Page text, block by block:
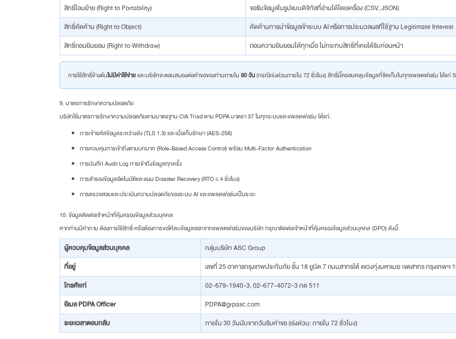
สิทธิ์โอนย้าย (Right to Portability)
ขอรับข้อมูลในรูปแบบดิจิทัลที่อ่านได้โดยเครื่อง (CSV, JSON)
สิทธิ์คัดค้าน (Right to Object)
คัดค้านการนำข้อมูลเข้าระบบ AI หรือการประมวลผลที่ใช้ฐาน Legitimate Interest
สิทธิ์ถอนยินยอม (Right to Withdraw)
ถอนความยินยอมได้ทุกเมื่อ ไม่กระทบสิทธิ์ที่เคยได้รับก่อนหน้า
การใช้สิทธิ์ข้างต้นไม่มีค่าใช้จ่ายและบริษัทจะตอบสนองต่อคำขอของท่านภายใน 30 วัน(กรณีเร่งด่วนภายใน 72 ชั่วโมง) สิทธิ์นี้ครอบคลุมข้อมูลที่จัดเก็บในทุกแพลตฟอร์ม ได้แก่
9. มาตรการรักษาความปลอดภัย
บริษัทใช้มาตรการรักษาความปลอดภัยตามมาตรฐาน CIA Triad ตาม PDPA มาตรา 37 ในทุกระบบและแพลตฟอร์ม ได้แก่:
การเข้ารหัสข้อมูลระหว่างส่ง (TLS 1.3) และเมื่อเก็บรักษา (AES-256)
การควบคุมการเข้าถึงตามบทบาท (Role-Based Access Control) พร้อม Multi-Factor Authentication
การบันทึก Audit Log การเข้าถึงข้อมูลทุกครั้ง
การสำรองข้อมูลอัตโนมัติและแผน Disaster Recovery (RTO ≤ 4 ชั่วโมง)
การตรวจสอบและประเมินความปลอดภัยของระบบ AI และแพลตฟอร์มเป็นระยะ
10. ข้อมูลติดต่อเจ้าหน้าที่คุ้มครองข้อมูลส่วนบุคคล
หากท่านมีคำถาม ต้องการใช้สิทธิ์ หรือต้องการขอให้ลบข้อมูลออกจากแพลตฟอร์มของบริษัท กรุณาติดต่อเจ้าหน้าที่คุ้มครองข้อมูลส่วนบุคคล (DPO) ดังนี้:
ผู้ควบคุมข้อมูลส่วนบุคคล
กลุ่มบริษัท ASC Group
ที่อยู่
เลขที่ 25 อาคารกรุงเทพประกันภัย ชั้น 18 ยูนิต 7 ถนนสาทรใต้ แขวงทุ่งมหาเมฆ เขตสาทร กรุงเทพฯ
โทรศัพท์
02-679-1940-3, 02-677-4072-3 กด 511
อีเมล PDPA Officer
PDPA@grpasc.com
ระยะเวลาตอบกลับ
ภายใน 30 วันนับจากวันรับคำขอ (เร่งด่วน: ภายใน 72 ชั่วโมง)